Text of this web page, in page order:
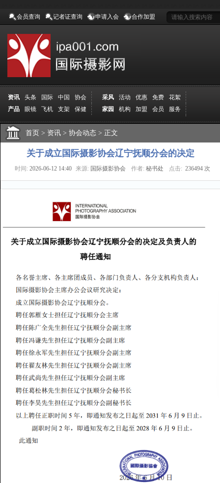
会员查询 记者证查询 申请入会 合作加盟
资讯 头条 国际 中国 协会 采风 活动 优惠 免费
花絮
产品
眼镜 飞机 支架 保健 家园 机构 加盟 会员
服务
地方
吉林 广西 山东 加拿大 空间 认证 寻友 发图
分享
学院
分院 导师 课程 报名 商城
媒体
记者 报纸 杂志 视频 展赛 赛事 展馆 直通车 更多
首页 > 资讯 > 协会动态 > 正文
关于成立国际摄影协会辽宁抚顺分会的决定
时间: 2026-06-12 14:40 来源: 国际摄影协会 作者: 秘书处 点击: 236494 次